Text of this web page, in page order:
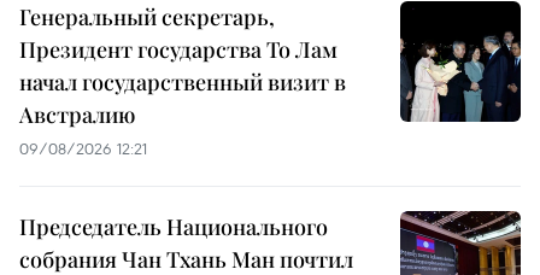
Генеральный секретарь,
Президент государства То Лам
начал государственный визит в
Австралию
09/08/2026 12:21
Председатель Национального
собрания Чан Тхань Ман почтил